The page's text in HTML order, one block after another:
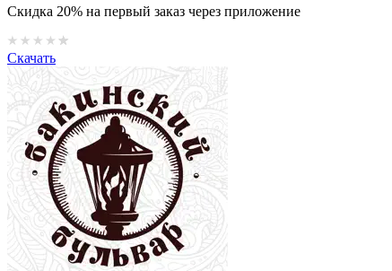
Скидка 20% на первый заказ через приложение
Скачать